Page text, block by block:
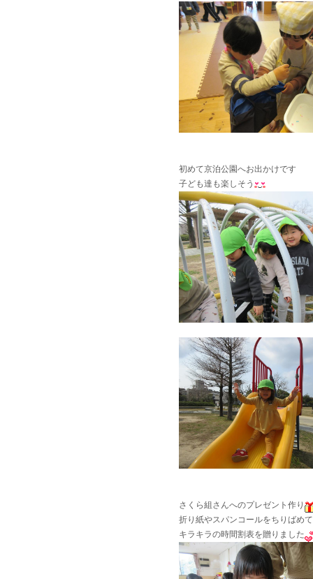
初めて京泊公園へお出かけです
子ども達も楽しそう
さくら組さんへのプレゼント作り
折り紙やスパンコールをちりばめて
キラキラの時間割表を贈りました